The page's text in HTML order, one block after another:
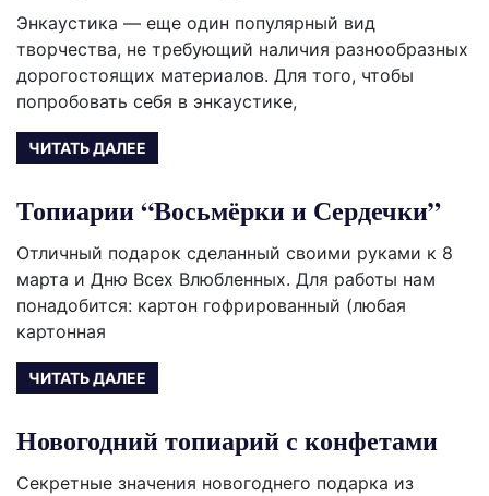
Энкаустика — еще один популярный вид
творчества, не требующий наличия разнообразных
дорогостоящих материалов. Для того, чтобы
попробовать себя в энкаустике,
ЧИТАТЬ ДАЛЕЕ
Топиарии “Восьмёрки и Сердечки”
Отличный подарок сделанный своими руками к 8
марта и Дню Всех Влюбленных. Для работы нам
понадобится: картон гофрированный (любая
картонная
ЧИТАТЬ ДАЛЕЕ
Новогодний топиарий с конфетами
Секретные значения новогоднего подарка из